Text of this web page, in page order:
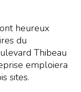
heureux
du
Thibeau
emploiera
sites.